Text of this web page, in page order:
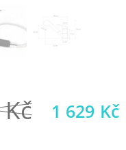
Kč 1 629 Kč